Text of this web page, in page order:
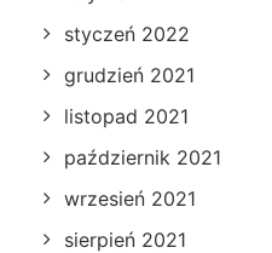
styczeń 2022
grudzień 2021
listopad 2021
październik 2021
wrzesień 2021
sierpień 2021